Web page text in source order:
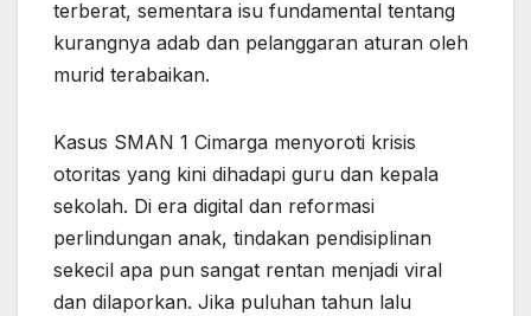
terberat, sementara isu fundamental tentang
kurangnya adab dan pelanggaran aturan oleh
murid terabaikan.
Kasus SMAN 1 Cimarga menyoroti krisis
otoritas yang kini dihadapi guru dan kepala
sekolah. Di era digital dan reformasi
perlindungan anak, tindakan pendisiplinan
sekecil apa pun sangat rentan menjadi viral
dan dilaporkan. Jika puluhan tahun lalu